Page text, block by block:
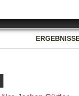
Name
CMS_SESSION_ID
gabal-